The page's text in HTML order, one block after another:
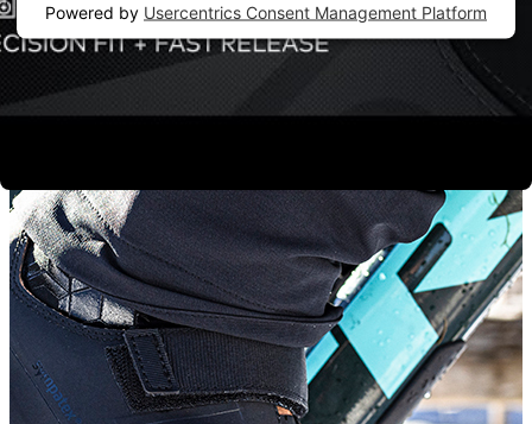
Startseite
VAUDE Storys
Know-how
Welcher Fahrradschuh ist der beste für mich?
Schuhe Rennrad Mountainbike Gravel Fahrradtour
Powered by Usercentrics Consent Management Platform